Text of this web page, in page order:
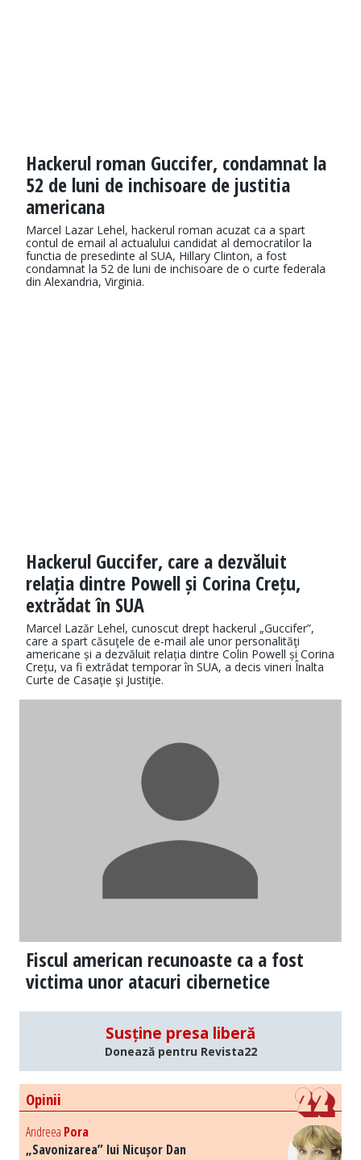
Hackerul roman Guccifer, condamnat la
52 de luni de inchisoare de justitia
americana
Marcel Lazar Lehel, hackerul roman acuzat ca a spart
contul de email al actualului candidat al democratilor la
functia de presedinte al SUA, Hillary Clinton, a fost
condamnat la 52 de luni de inchisoare de o curte federala
din Alexandria, Virginia.
Hackerul Guccifer, care a dezvăluit
relația dintre Powell și Corina Crețu,
extrădat în SUA
Marcel Lazăr Lehel, cunoscut drept hackerul „Guccifer”,
care a spart căsuţele de e-mail ale unor personalităţi
americane și a dezvăluit relația dintre Colin Powell și Corina
Crețu, va fi extrădat temporar în SUA, a decis vineri Înalta
Curte de Casaţie şi Justiţie.
Fiscul american recunoaste ca a fost
victima unor atacuri cibernetice
Susține presa liberă
Donează pentru Revista22
Opinii
Andreea Pora
„Savonizarea” lui Nicușor Dan